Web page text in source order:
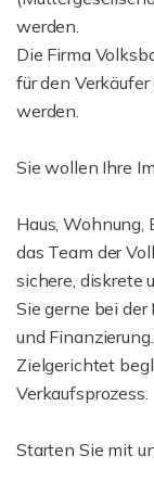
werden.
Die Firma
für den
werden.
Sie wollen Ihre
Haus, Wohnung,
das Team der
sichere, diskrete
Sie gerne bei
und Finanzierung.
Zielgerichtet
Verkaufsprozess.
Starten Sie mit